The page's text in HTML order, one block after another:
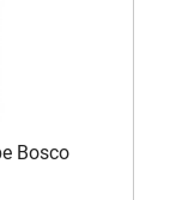
Bosco